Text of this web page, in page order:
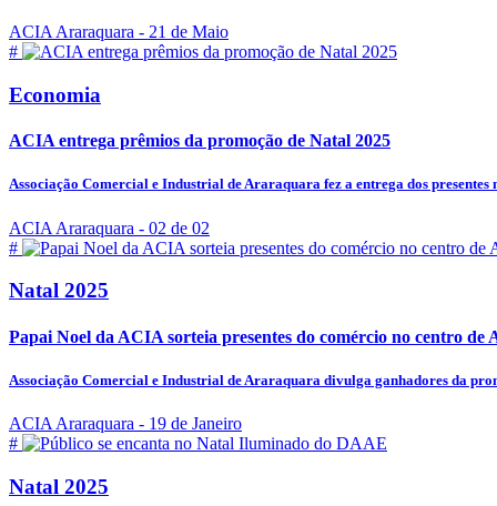
ACIA Araraquara - 21 de Maio
#
Economia
ACIA entrega prêmios da promoção de Natal 2025
Associação Comercial e Industrial de Araraquara fez a entrega dos presentes
ACIA Araraquara - 02 de 02
#
Natal 2025
Papai Noel da ACIA sorteia presentes do comércio no centro de
Associação Comercial e Industrial de Araraquara divulga ganhadores da
ACIA Araraquara - 19 de Janeiro
#
Natal 2025